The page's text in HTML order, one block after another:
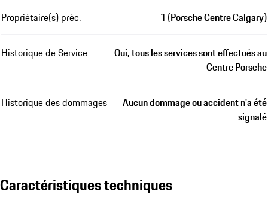
Propriétaire(s) préc. 1 (Porsche Centre Calgary)
Historique de Service
Oui, tous les services sont effectués au
Centre Porsche
Historique des dommages
Aucun dommage ou accident n'a été
signalé
Caractéristiques techniques